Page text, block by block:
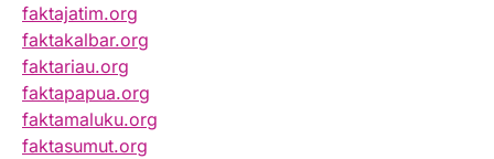
faktajatim.org
faktakalbar.org
faktariau.org
faktapapua.org
faktamaluku.org
faktasumut.org